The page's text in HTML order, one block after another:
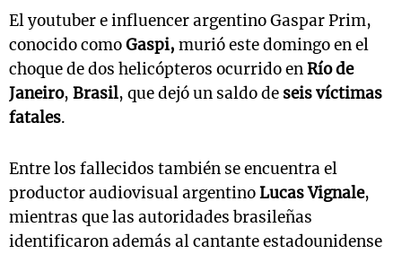
El youtuber e influencer argentino Gaspar Prim,
conocido comoGaspi, murió este domingo en el
choque de dos helicópteros ocurrido enRío de
Janeiro, Brasil, que dejó un saldo de seis víctimas
fatales.
Entre los fallecidos también se encuentra el
productor audiovisual argentinoLucas Vignale,
mientras que las autoridades brasileñas
identificaron además al cantante estadounidense